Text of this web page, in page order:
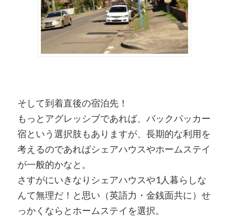
そして到着直後の宿泊先！
もっとアグレッシブであれば、バックパッカー
宿という選択肢もありますが、長期的な利用を
考えるのであればシェアハウスやホームステイ
が一般的かなと。
さすがにいきなりシェアハウスや1人暮らしな
んて無理だ！と思い（英語力・金銭面共に）せ
っかくならとホームステイを選択。